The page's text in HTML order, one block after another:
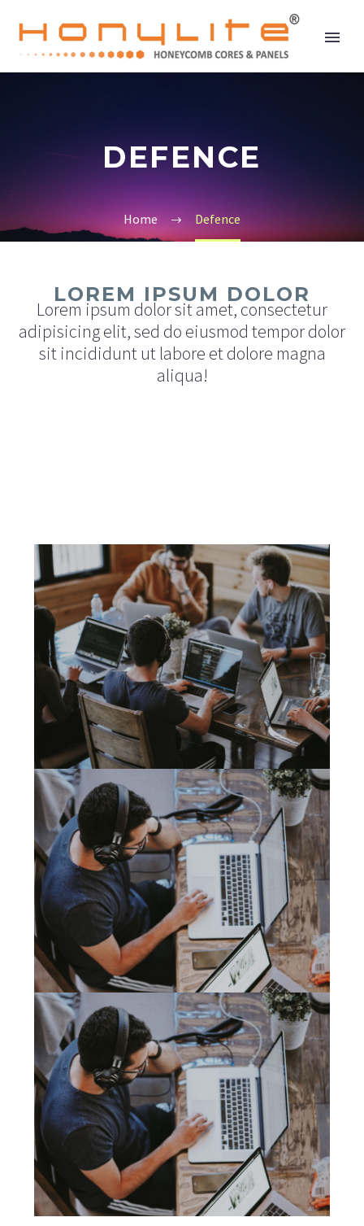
DEFENCE
Home Defence
LOREM IPSUM DOLOR
Lorem ipsum dolor sit amet, consectetur
adipisicing elit, sed do eiusmod tempor dolor
sit incididunt ut labore et dolore magna
aliqua!